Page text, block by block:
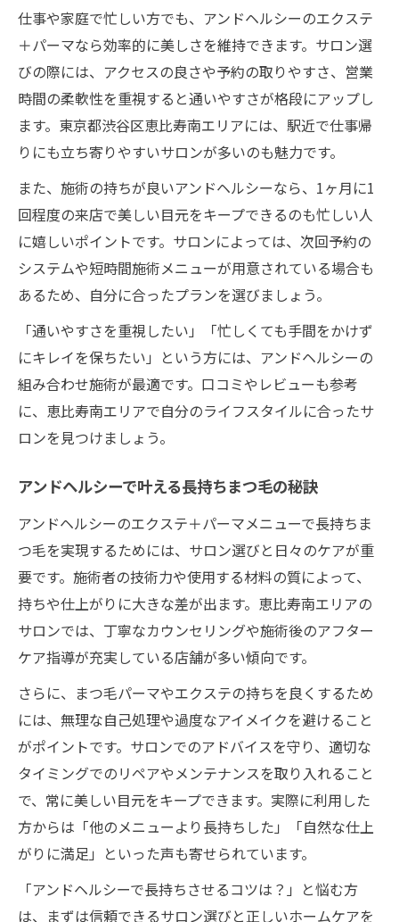
仕事や家庭で忙しい方でも、アンドヘルシーのエクステ
＋パーマなら効率的に美しさを維持できます。サロン選
びの際には、アクセスの良さや予約の取りやすさ、営業
時間の柔軟性を重視すると通いやすさが格段にアップし
ます。東京都渋谷区恵比寿南エリアには、駅近で仕事帰
りにも立ち寄りやすいサロンが多いのも魅力です。
また、施術の持ちが良いアンドヘルシーなら、1ヶ月に1
回程度の来店で美しい目元をキープできるのも忙しい人
に嬉しいポイントです。サロンによっては、次回予約の
システムや短時間施術メニューが用意されている場合も
あるため、自分に合ったプランを選びましょう。
「通いやすさを重視したい」「忙しくても手間をかけず
にキレイを保ちたい」という方には、アンドヘルシーの
組み合わせ施術が最適です。口コミやレビューも参考
に、恵比寿南エリアで自分のライフスタイルに合ったサ
ロンを見つけましょう。
アンドヘルシーで叶える長持ちまつ毛の秘訣
アンドヘルシーのエクステ＋パーマメニューで長持ちま
つ毛を実現するためには、サロン選びと日々のケアが重
要です。施術者の技術力や使用する材料の質によって、
持ちや仕上がりに大きな差が出ます。恵比寿南エリアの
サロンでは、丁寧なカウンセリングや施術後のアフター
ケア指導が充実している店舗が多い傾向です。
さらに、まつ毛パーマやエクステの持ちを良くするため
には、無理な自己処理や過度なアイメイクを避けること
がポイントです。サロンでのアドバイスを守り、適切な
タイミングでのリペアやメンテナンスを取り入れること
で、常に美しい目元をキープできます。実際に利用した
方からは「他のメニューより長持ちした」「自然な仕上
がりに満足」といった声も寄せられています。
「アンドヘルシーで長持ちさせるコツは？」と悩む方
は、まずは信頼できるサロン選びと正しいホームケアを